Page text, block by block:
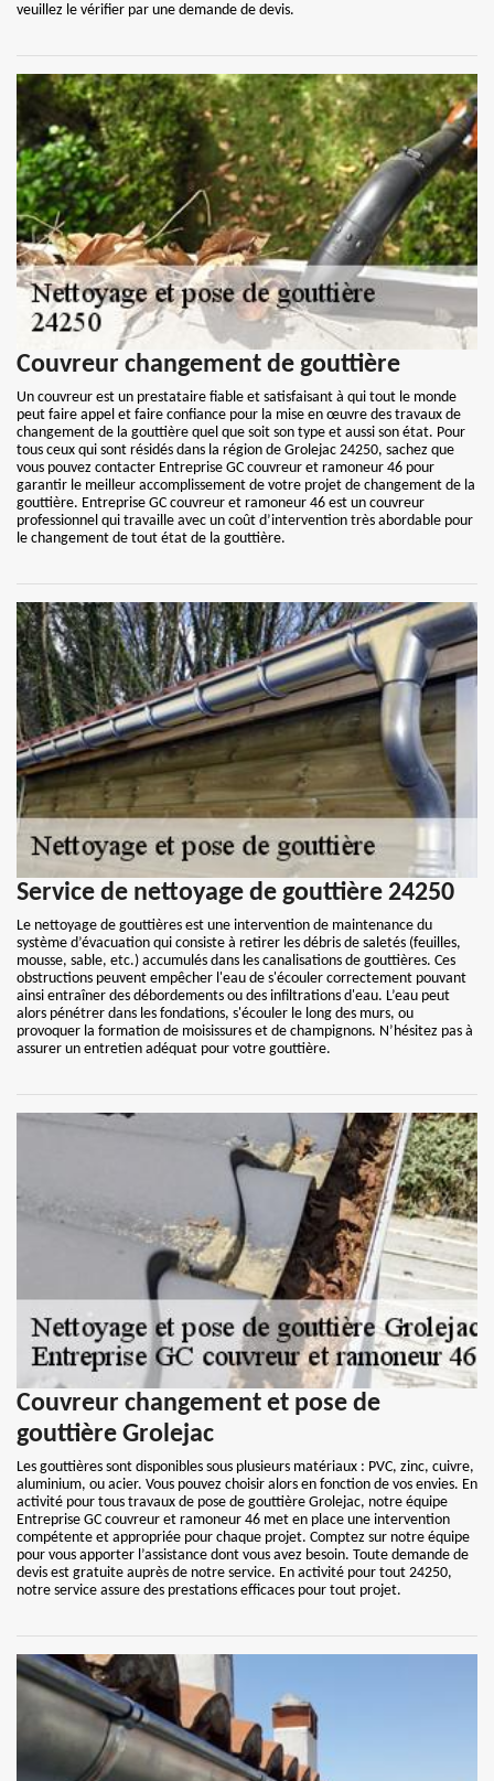
veuillez le vérifier par une demande de devis.
Couvreur changement de gouttière
Un couvreur est un prestataire fiable et satisfaisant à qui tout le monde
peut faire appel et faire confiance pour la mise en œuvre des travaux de
changement de la gouttière quel que soit son type et aussi son état. Pour
tous ceux qui sont résidés dans la région de Grolejac 24250, sachez que
vous pouvez contacter Entreprise GC couvreur et ramoneur 46 pour
garantir le meilleur accomplissement de votre projet de changement de la
gouttière. Entreprise GC couvreur et ramoneur 46 est un couvreur
professionnel qui travaille avec un coût d’intervention très abordable pour
le changement de tout état de la gouttière.
Service de nettoyage de gouttière 24250
Le nettoyage de gouttières est une intervention de maintenance du
système d’évacuation qui consiste à retirer les débris de saletés (feuilles,
mousse, sable, etc.) accumulés dans les canalisations de gouttières. Ces
obstructions peuvent empêcher l'eau de s'écouler correctement pouvant
ainsi entraîner des débordements ou des infiltrations d'eau. L’eau peut
alors pénétrer dans les fondations, s'écouler le long des murs, ou
provoquer la formation de moisissures et de champignons. N’hésitez pas à
assurer un entretien adéquat pour votre gouttière.
Couvreur changement et pose de
gouttière Grolejac
Les gouttières sont disponibles sous plusieurs matériaux : PVC, zinc, cuivre,
aluminium, ou acier. Vous pouvez choisir alors en fonction de vos envies. En
activité pour tous travaux de pose de gouttière Grolejac, notre équipe
Entreprise GC couvreur et ramoneur 46 met en place une intervention
compétente et appropriée pour chaque projet. Comptez sur notre équipe
pour vous apporter l’assistance dont vous avez besoin. Toute demande de
devis est gratuite auprès de notre service. En activité pour tout 24250,
notre service assure des prestations efficaces pour tout projet.